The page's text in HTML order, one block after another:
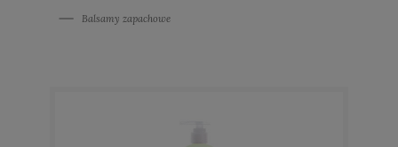
Balsamy zapachowe